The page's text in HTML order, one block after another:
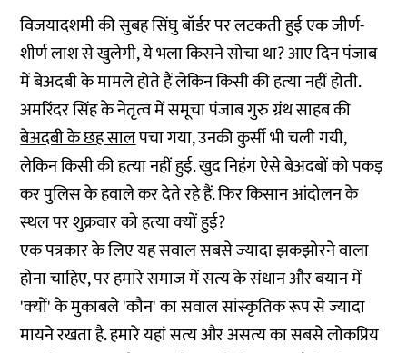
विजयादशमी की सुबह सिंघु बॉर्डर पर लटकती हुई एक जीर्ण-
शीर्ण लाश से खुलेगी, ये भला किसने सोचा था? आए दिन पंजाब
में बेअदबी के मामले होते हैं लेकिन किसी की हत्‍या नहीं होती.
अमरिंदर सिंह के नेतृत्‍व में समूचा पंजाब गुरु ग्रंथ साहब की
बेअदबी के छह सालपचा गया, उनकी कुर्सी भी चली गयी,
लेकिन किसी की हत्‍या नहीं हुई. खुद निहंग ऐसे बेअदबों को पकड़
कर पुलिस के हवाले कर देते रहे हैं. फिर किसान आंदोलन के
स्‍थल पर शुक्रवार को हत्‍या क्‍यों हुई?
एक पत्रकार के लिए यह सवाल सबसे ज्‍यादा झकझोरने वाला
होना चाहिए, पर हमारे समाज में सत्‍य के संधान और बयान में
'क्‍यों' के मुकाबले 'कौन' का सवाल सांस्‍कृतिक रूप से ज्‍यादा
मायने रखता है. हमारे यहां सत्‍य और असत्‍य का सबसे लोकप्रिय